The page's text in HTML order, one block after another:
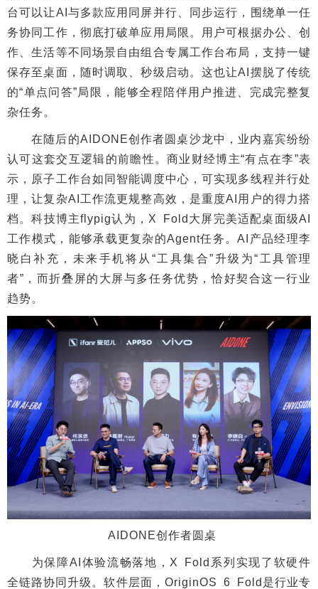
台可以让AI与多款应用同屏并行、同步运行，围绕单一任
务协同工作，彻底打破单应用局限。用户可根据办公、创
作、生活等不同场景自由组合专属工作台布局，支持一键
保存至桌面，随时调取、秒级启动。这也让AI摆脱了传统
的“单点问答”局限，能够全程陪伴用户推进、完成完整复
杂任务。
在随后的AIDONE创作者圆桌沙龙中，业内嘉宾纷纷
认可这套交互逻辑的前瞻性。商业财经博主“有点在李”表
示，原子工作台如同智能调度中心，可实现多线程并行处
理，让复杂AI工作流更规整高效，是重度AI用户的得力搭
档。科技博主flypig认为，X Fold大屏完美适配桌面级AI
工作模式，能够承载更复杂的Agent任务。AI产品经理李
晓白补充，未来手机将从“工具集合”升级为“工具管理
者”，而折叠屏的大屏与多任务优势，恰好契合这一行业
趋势。
AIDONE创作者圆桌
为保障AI体验流畅落地，X Fold系列实现了软硬件
全链路协同升级。软件层面，OriginOS 6 Fold是行业专